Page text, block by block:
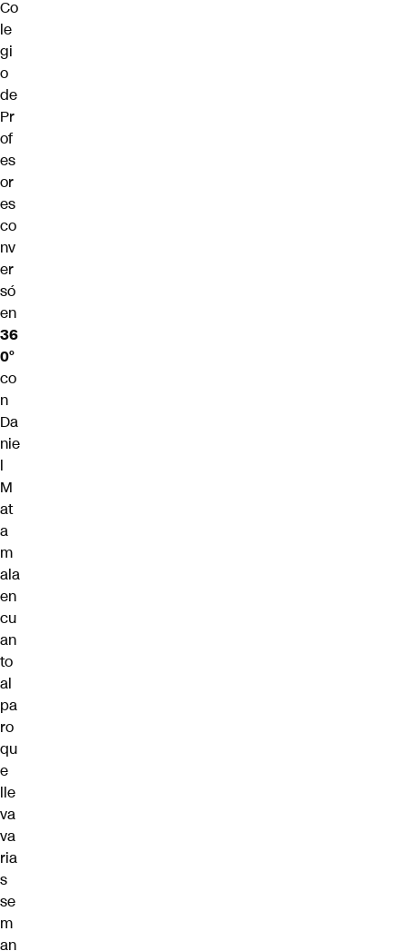
Co
le
gi
o
de
Pr
of
es
or
es
co
nv
er
só
en
36
0°
co
n
Da
nie
l
M
at
a
m
ala
en
cu
an
to
al
pa
ro
qu
e
lle
va
va
ria
s
se
m
an